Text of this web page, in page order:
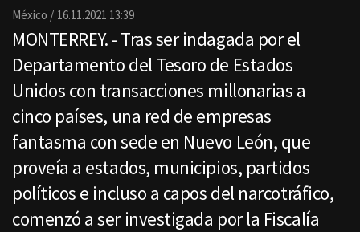
México 16.11.2021 13:39
MONTERREY. - Tras ser indagada por el
Departamento del Tesoro de Estados
Unidos con transacciones millonarias a
cinco países, una red de empresas
fantasma con sede en Nuevo León, que
proveía a estados, municipios, partidos
políticos e incluso a capos del narcotráfico,
comenzó a ser investigada por la Fiscalía